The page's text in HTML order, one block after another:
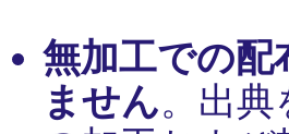
無加工での配
ません。出